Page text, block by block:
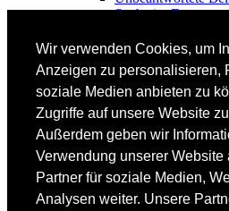
Wir verwenden Cookies, um
Anzeigen zu personalisieren,
soziale Medien anbieten zu
Zugriffe auf unsere Website
Außerdem geben wir
Verwendung unserer Website
Partner für soziale Medien,
Analysen weiter. Unsere
Suche im Forum
FAHRTECHNIK
Fortgeschrittene
Lehrplan
Videoanalyse
SKI
SKITEST
Ski-FAQ
Tipps Ski-Kauf